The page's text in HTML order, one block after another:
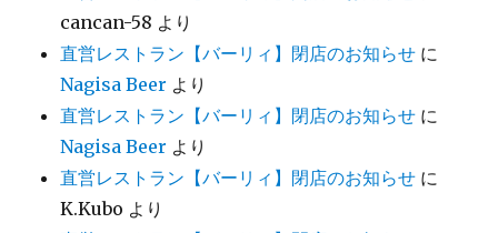
cancan-58 より
直営レストラン【バーリィ】閉店のお知らせ に
Nagisa Beer より
直営レストラン【バーリィ】閉店のお知らせ に
Nagisa Beer より
直営レストラン【バーリィ】閉店のお知らせ に
K.Kubo より